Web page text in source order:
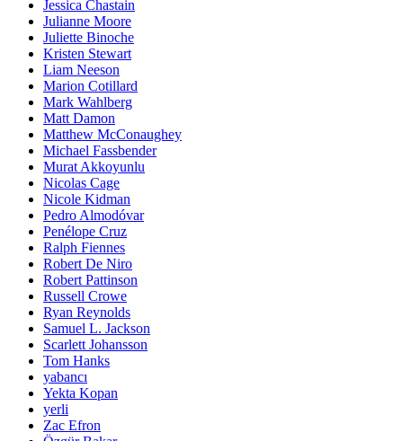
Jessica Chastain
Julianne Moore
Juliette Binoche
Kristen Stewart
Liam Neeson
Marion Cotillard
Mark Wahlberg
Matt Damon
Matthew McConaughey
Michael Fassbender
Murat Akkoyunlu
Nicolas Cage
Nicole Kidman
Pedro Almodóvar
Penélope Cruz
Ralph Fiennes
Robert De Niro
Robert Pattinson
Russell Crowe
Ryan Reynolds
Samuel L. Jackson
Scarlett Johansson
Tom Hanks
yabancı
Yekta Kopan
yerli
Zac Efron